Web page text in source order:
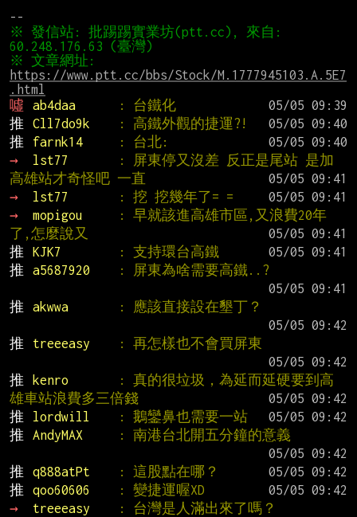
※ 發信站: 批踢踢實業坊(ptt.cc), 來自:
https://www.ptt.cc/bbs/Stock/M.1777945103.A.5E7
.html
噓
ab4daa : 台鐵化
推
Cll7do9k : 高鐵外觀的捷運?!
推
farnk14 : 台北:
→
lst77
: 屏東停又沒差 反正是尾站 是加
高雄站才奇怪吧 一直
→
lst77 : 挖 挖幾年了= =
→
mopigou
: 早就該進高雄市區,又浪費20年
了,怎麼說又
推
KJK7 : 支持環台高鐵
推
a5687920
: 屏東為啥需要高鐵..?
推
akwwa
: 應該直接設在墾丁？
推
treeeasy
: 再怎樣也不會買屏東
推
kenro
: 真的很垃圾，為延而延硬要到高
雄車站浪費多三倍錢
推
lordwill : 鵝鑾鼻也需要一站
推
AndyMAX
: 南港台北開五分鐘的意義
推
q888atPt : 這股點在哪？
推
qoo60606 : 變捷運喔XD
→
treeeasy
: 台灣是人滿出來了嗎？